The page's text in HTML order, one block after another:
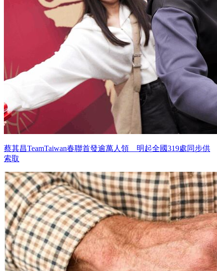
蔡其昌TeamTaiwan春聯首發逾萬人領 明起全國319處同步供
索取